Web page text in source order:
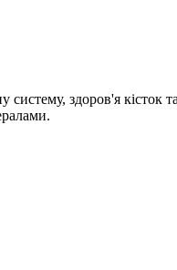
здоров'я кісток